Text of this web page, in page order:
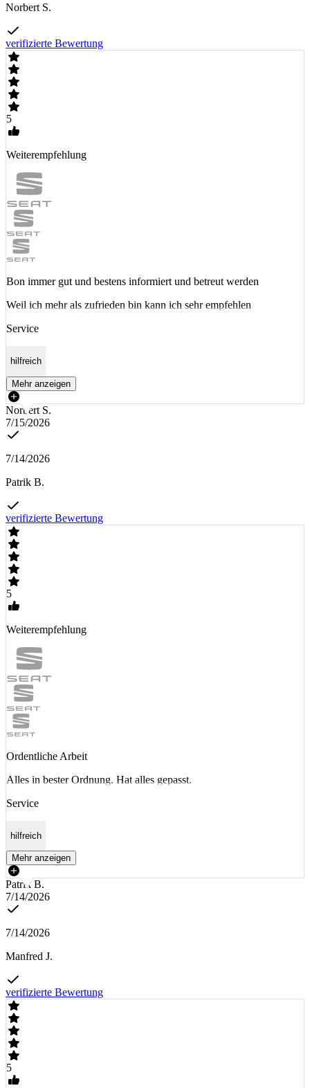
Norbert S.
verifizierte Bewertung
5
Weiterempfehlung
Bon immer gut und bestens informiert und betreut werden
Weil ich mehr als zufrieden bin kann ich sehr empfehlen
Service
hilfreich
Mehr anzeigen
Norbert S.
7/15/2026
7/14/2026
Patrik B.
verifizierte Bewertung
5
Weiterempfehlung
Ordentliche Arbeit
Alles in bester Ordnung. Hat alles gepasst.
Service
hilfreich
Mehr anzeigen
Patrik B.
7/14/2026
7/14/2026
Manfred J.
verifizierte Bewertung
5